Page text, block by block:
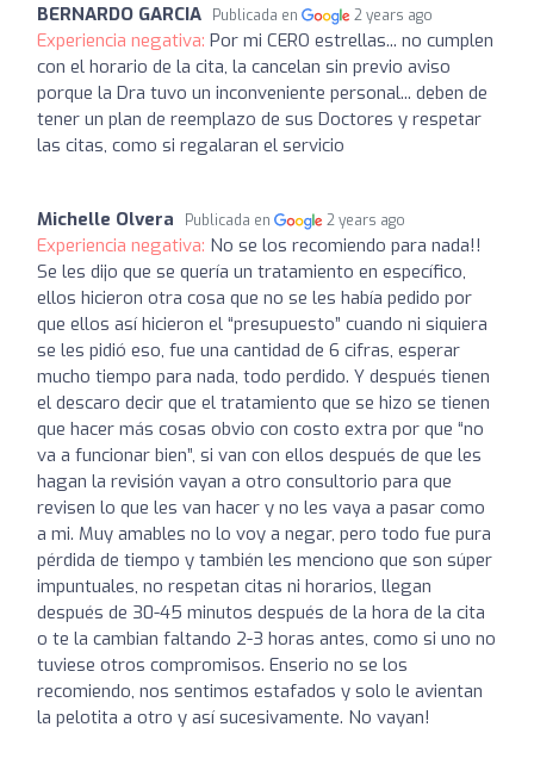
BERNARDO GARCIA Publicada en 2 years ago
Experiencia negativa: Por mi CERO estrellas... no cumplen
con el horario de la cita, la cancelan sin previo aviso
porque la Dra tuvo un inconveniente personal... deben de
tener un plan de reemplazo de sus Doctores y respetar
las citas, como si regalaran el servicio
Michelle Olvera Publicada en 2 years ago
Experiencia negativa: No se los recomiendo para nada!!
Se les dijo que se quería un tratamiento en específico,
ellos hicieron otra cosa que no se les había pedido por
que ellos así hicieron el “presupuesto” cuando ni siquiera
se les pidió eso, fue una cantidad de 6 cifras, esperar
mucho tiempo para nada, todo perdido. Y después tienen
el descaro decir que el tratamiento que se hizo se tienen
que hacer más cosas obvio con costo extra por que “no
va a funcionar bien”, si van con ellos después de que les
hagan la revisión vayan a otro consultorio para que
revisen lo que les van hacer y no les vaya a pasar como
a mi. Muy amables no lo voy a negar, pero todo fue pura
pérdida de tiempo y también les menciono que son súper
impuntuales, no respetan citas ni horarios, llegan
después de 30-45 minutos después de la hora de la cita
o te la cambian faltando 2-3 horas antes, como si uno no
tuviese otros compromisos. Enserio no se los
recomiendo, nos sentimos estafados y solo le avientan
la pelotita a otro y así sucesivamente. No vayan!